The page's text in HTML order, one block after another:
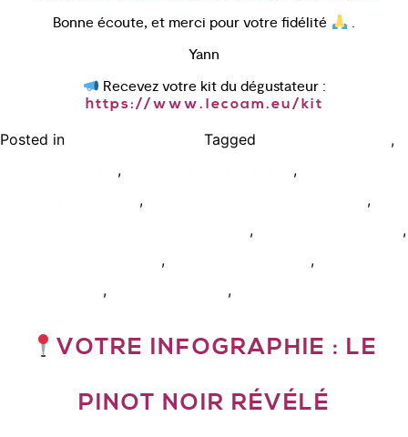
Bonne écoute, et merci pour votre fidélité
.
Yann
Recevez votre kit du dégustateur :
https://www.lecoam.eu/kit
Posted in Tagged ,
, ,
, ,
, ,
, ,
, ,
VOTRE INFOGRAPHIE : LE
PINOT NOIR RÉVÉLÉ